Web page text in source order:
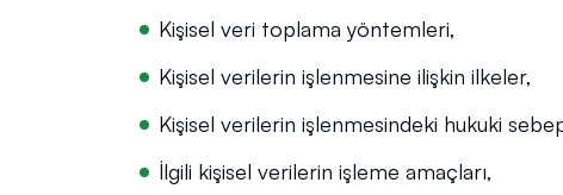
Kişisel veri toplama yöntemleri,
Kişisel verilerin işlenmesine ilişkin ilkeler,
Kişisel verilerin işlenmesindeki hukuki
İlgili kişisel verilerin işleme amaçları,